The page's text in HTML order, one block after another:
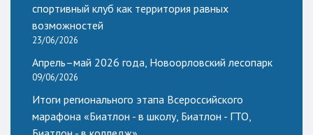
спортивный клуб как территория равных
возможностей
23/06/2026
Апрель–май 2026 года, Новоорловский лесопарк
09/06/2026
Итоги регионального этапа Всероссийского
марафона «Биатлон - в школу, Биатлон - ГТО,